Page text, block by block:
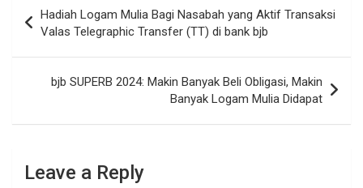
o
o
k
A
p
p
n
navigation
Hadiah Logam Mulia Bagi Nasabah yang Aktif Transaksi
Valas Telegraphic Transfer (TT) di bank bjb
bjb SUPERB 2024: Makin Banyak Beli Obligasi, Makin
Banyak Logam Mulia Didapat
Leave a Reply